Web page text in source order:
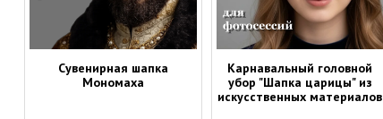
Сувенирная шапка
Мономаха
Карнавальный головной
убор "Шапка царицы" из
искусственных материалов